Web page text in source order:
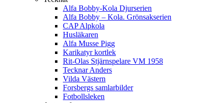
Alfa Bobby-Kola Djurserien
Alfa Bobby – Kola. Grönsakserien
CAP Alpkola
Husläkaren
Alfa Musse Pigg
Karikatyr kortlek
Rit-Olas Stjärnspelare VM 1958
Tecknar Anders
Vilda Västern
Forsbergs samlarbilder
Fotbollsleken